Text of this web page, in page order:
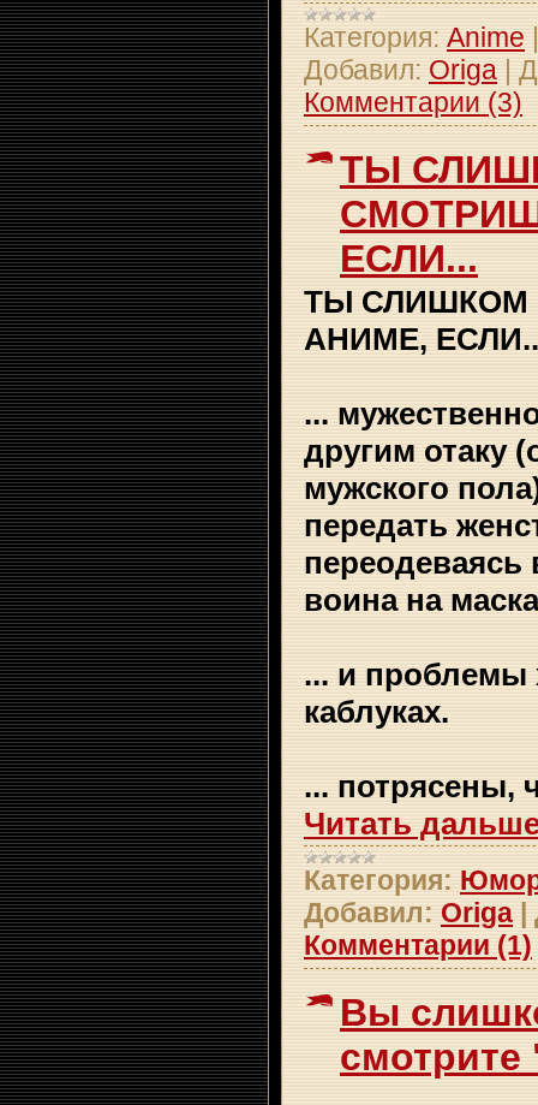
Категория: Anime
Добавил: Origa |
Комментарии (3)
ТЫ
ЕСЛИ...
ТЫ СЛИШКОМ
АНИМЕ,
...
дpyгим отакy
мyжского
пеpедать
воина на
... и пpоблемы
каблyках.
... потpясены,
Читать
Категория:
Добавил: Origa |
Комментарии (1)
Вы
смотрите